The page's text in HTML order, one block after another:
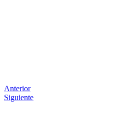
Anterior
Siguiente